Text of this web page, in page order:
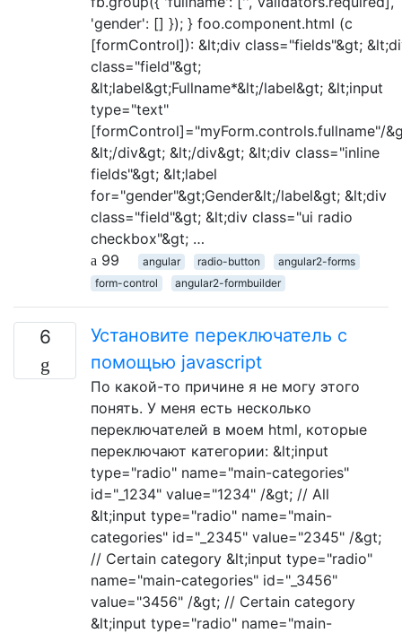
'gender': [] }); } foo.component.html (с
[formControl]): &lt;div class="fields"&gt;
class="field"&gt;
&lt;label&gt;Fullname*&lt;/label&gt; &lt;input
type="text"
[formControl]="myForm.controls.fullname"/
&lt;/div&gt; &lt;/div&gt; &lt;div class="inline
fields"&gt; &lt;label
for="gender"&gt;Gender&lt;/label&gt; &lt;div
class="field"&gt; &lt;div class="ui radio
checkbox"&gt; …
99
angular radio-button
angular2-forms
form-control
angular2-formbuilder
6
Установите переключатель с
помощью javascript
По какой-то причине я не могу этого
понять. У меня есть несколько
переключателей в моем html, которые
переключают категории: &lt;input
type="radio" name="main-categories"
id="_1234" value="1234" /&gt; // All
&lt;input type="radio" name="main-
categories" id="_2345" value="2345" /&gt;
// Certain category &lt;input type="radio"
name="main-categories" id="_3456"
value="3456" /&gt; // Certain category
&lt;input type="radio" name="main-